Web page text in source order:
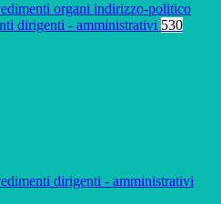
organi indirizzo-politico
dirigenti - amministrativi 530
dirigenti - amministrativi